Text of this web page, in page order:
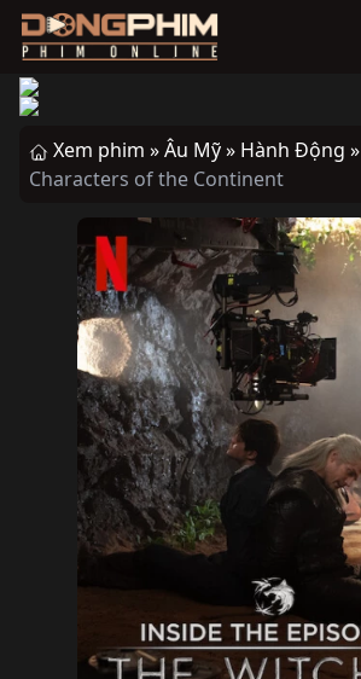
Xem phim »Âu Mỹ » Hành Động »
Characters of the Continent